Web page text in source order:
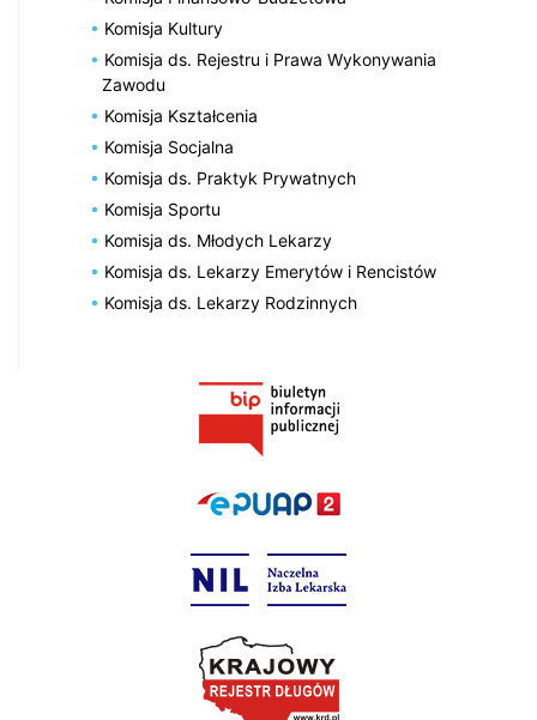
Komisja Kultury
Komisja ds. Rejestru i Prawa Wykonywania
Zawodu
Komisja Kształcenia
Komisja Socjalna
Komisja ds. Praktyk Prywatnych
Komisja Sportu
Komisja ds. Młodych Lekarzy
Komisja ds. Lekarzy Emerytów i Rencistów
Komisja ds. Lekarzy Rodzinnych